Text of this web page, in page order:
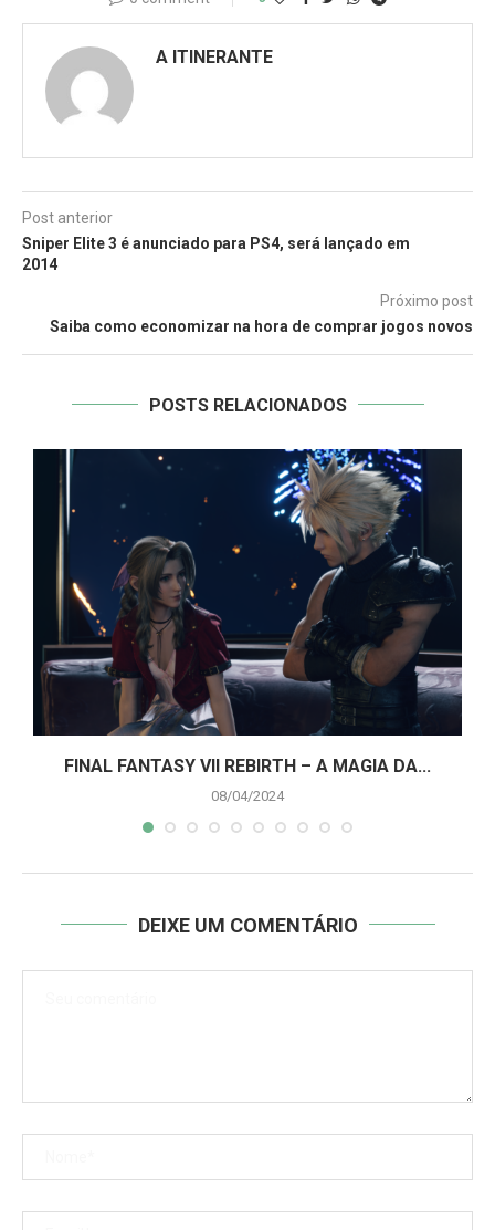
A ITINERANTE
Post anterior
Sniper Elite 3 é anunciado para PS4, será lançado em
2014
Próximo post
Saiba como economizar na hora de comprar jogos novos
POSTS RELACIONADOS
FINAL FANTASY VII REBIRTH – A MAGIA DA...
08/04/2024
DEIXE UM COMENTÁRIO